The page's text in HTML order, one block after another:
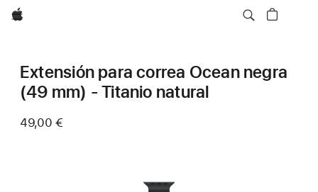
Apple
Extensión para correa Ocean negra
(49 mm) - Titanio natural
49,00 €